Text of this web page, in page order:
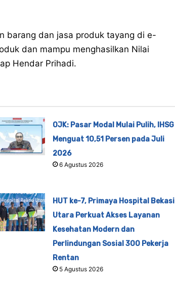
barang dan jasa produk tayang di e-
dan mampu menghasilkan Nilai
Hendar Prihadi.
OJK: Pasar Modal Mulai Pulih, IHSG
Menguat 10,51 Persen pada Juli
2026
6 Agustus 2026
HUT ke-7, Primaya Hospital Bekasi
Utara Perkuat Akses Layanan
Kesehatan Modern dan
Perlindungan Sosial 300 Pekerja
Rentan
5 Agustus 2026